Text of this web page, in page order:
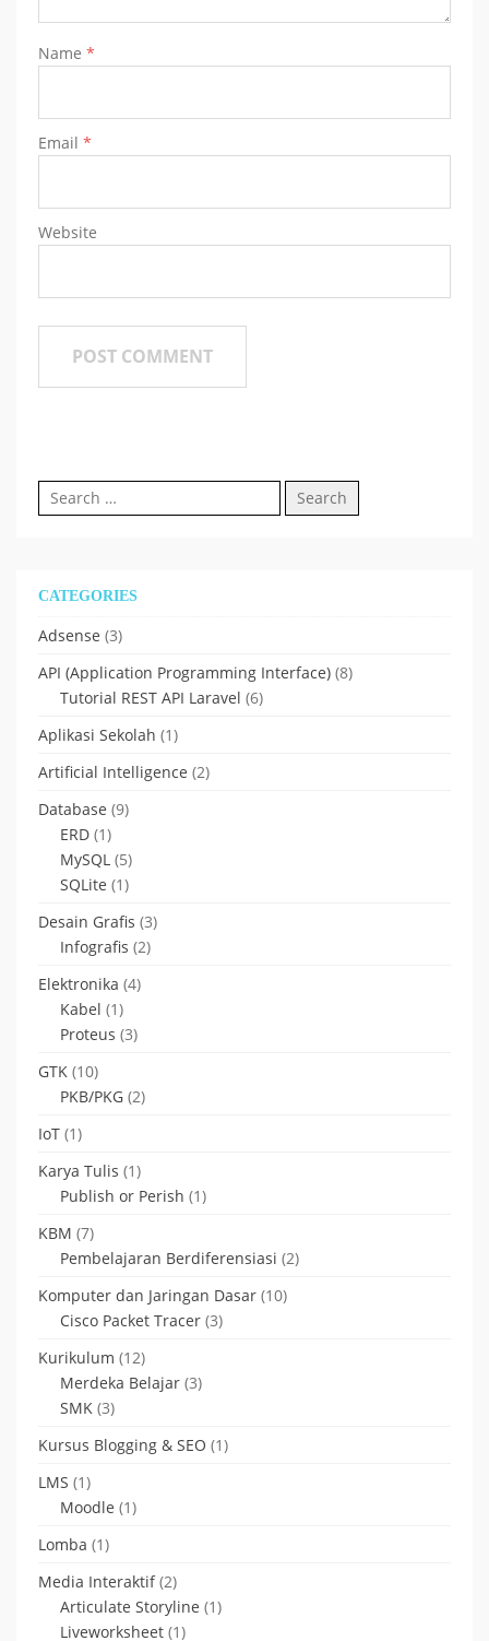
Name *
Email *
Website
Search
for:
CATEGORIES
Adsense (3)
API (Application Programming Interface) (8)
Tutorial REST API Laravel (6)
Aplikasi Sekolah (1)
Artificial Intelligence (2)
Database (9)
ERD (1)
MySQL (5)
SQLite (1)
Desain Grafis (3)
Infografis (2)
Elektronika (4)
Kabel (1)
Proteus (3)
GTK (10)
PKB/PKG (2)
IoT (1)
Karya Tulis (1)
Publish or Perish (1)
KBM (7)
Pembelajaran Berdiferensiasi (2)
Komputer dan Jaringan Dasar (10)
Cisco Packet Tracer (3)
Kurikulum (12)
Merdeka Belajar (3)
SMK (3)
Kursus Blogging & SEO (1)
LMS (1)
Moodle (1)
Lomba (1)
Media Interaktif(2)
Articulate Storyline (1)
Liveworksheet (1)